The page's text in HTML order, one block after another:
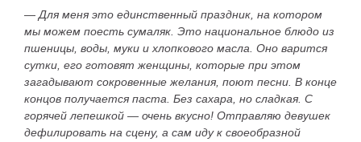
— Для меня это единственный праздник, на котором
мы можем поесть сумаляк. Это национальное блюдо из
пшеницы, воды, муки и хлопкового масла. Оно варится
сутки, его готовят женщины, которые при этом
загадывают сокровенные желания, поют песни. В конце
концов получается паста. Без сахара, но сладкая. С
горячей лепешкой — очень вкусно! Отправляю девушек
дефилировать на сцену, а сам иду к своеобразной